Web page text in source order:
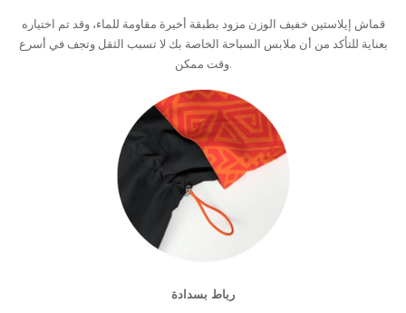
قماش إيلاستين خفيف الوزن مزود بطبقة أخيرة مقاومة للماء، وقد تم اختياره
بعناية للتأكد من أن ملابس السباحة الخاصة بك لا تسبب الثقل وتجف في أسرع
وقت ممكن.
رباط بسدادة